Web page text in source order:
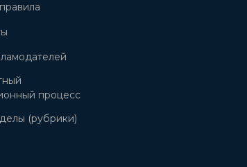
процесс
(рубрики)